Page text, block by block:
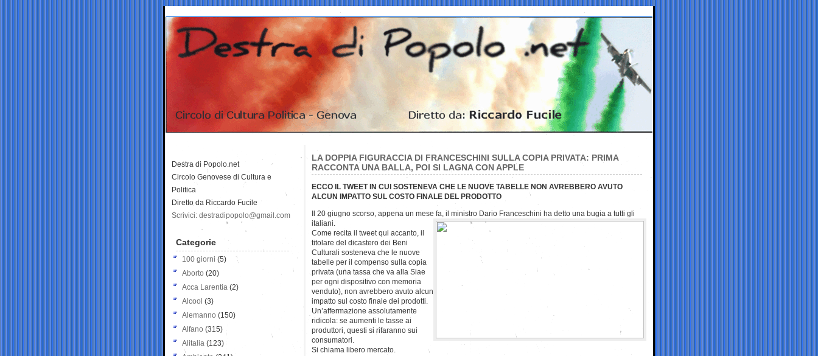
LA DOPPIA FIGURACCIA DI FRANCESCHINI SULLA COPIA PRIVATA: PRIMA
RACCONTA UNA BALLA, POI SI LAGNA CON APPLE
ECCO IL TWEET IN CUI SOSTENEVA CHE LE NUOVE TABELLE NON AVREBBERO AVUTO
ALCUN IMPATTO SUL COSTO FINALE DEL PRODOTTO
Il 20 giugno scorso, appena un mese fa, il ministro Dario Franceschini ha detto una bugia a tutti gli
italiani.
Come recita il tweet qui accanto, il
titolare del dicastero dei Beni
Culturali sosteneva che le nuove
tabelle per il compenso sulla copia
privata (una tassa che va alla Siae
per ogni dispositivo con memoria
venduto), non avrebbero avuto alcun
impatto sul costo finale dei prodotti.
Un’affermazione assolutamente
ridicola: se aumenti le tasse ai
produttori, questi si rifaranno sui
consumatori.
Si chiama libero mercato.
Destra di Popolo.net
Circolo Genovese di Cultura e
Politica
Diretto da Riccardo Fucile
Scrivici: destradipopolo@gmail.com
Categorie
100 giorni (5)
Aborto (20)
Acca Larentia (2)
Alcool (3)
Alemanno (150)
Alfano (315)
Alitalia (123)